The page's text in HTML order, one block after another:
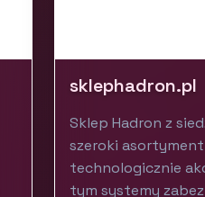
sklephadron.pl
Sklep Hadron z
szeroki
technologicznie
tym systemy